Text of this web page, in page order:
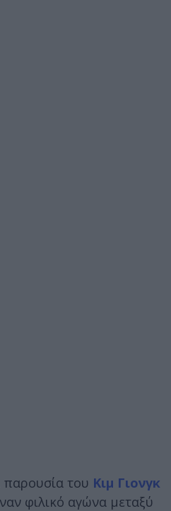
παρουσία του Κιμ Γιονγκ
φιλικό αγώνα μεταξύ